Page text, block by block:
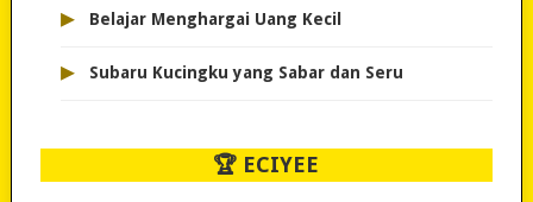
▸ Belajar Menghargai Uang Kecil
▸ Subaru Kucingku yang Sabar dan Seru
🏆 ECIYEE